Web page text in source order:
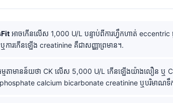
អាចកើនលើស 1,000 U/L បន្ទាប់ពីការហ្វឹកហាត់ eccentric
ារកើនឡើង creatinine គឺជាសញ្ញាព្រមាន។.
ម្មតាមានន័យថា CK លើស 5,000 U/L កើនឡើងយ៉ាងលឿន ឬ
calcium bicarbonate creatinine ឬបរិមាណទឹ